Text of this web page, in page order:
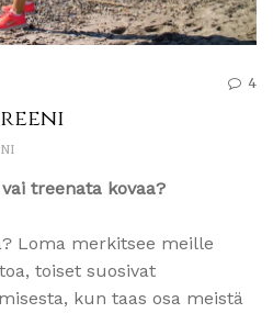
4
treenata kovaa?
Loma merkitsee meille
toiset suosivat
kun taas osa meistä